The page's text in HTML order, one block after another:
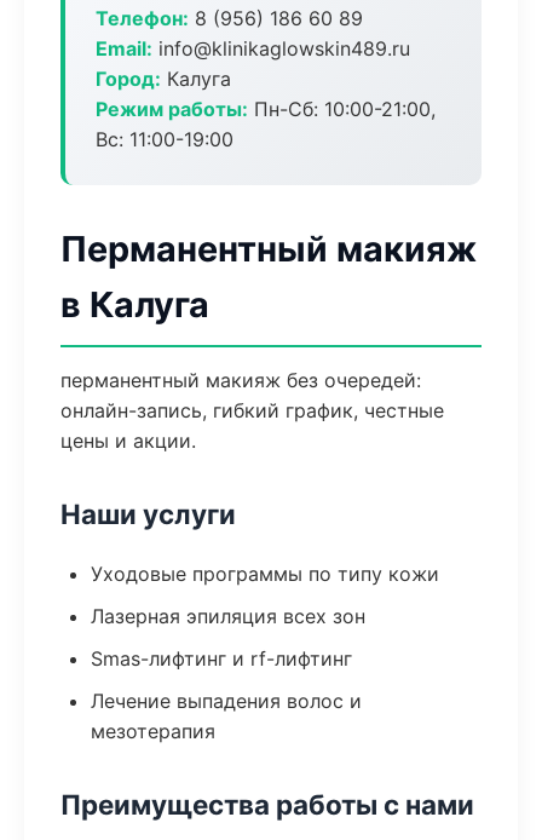
Телефон: 8 (956) 186 60 89
Email: info@klinikaglowskin489.ru
Город: Калуга
Режим работы: Пн-Сб: 10:00-21:00,
Вс: 11:00-19:00
Перманентный макияж
в Калуга
перманентный макияж без очередей:
онлайн-запись, гибкий график, честные
цены и акции.
Наши услуги
Уходовые программы по типу кожи
Лазерная эпиляция всех зон
Smas-лифтинг и rf-лифтинг
Лечение выпадения волос и
мезотерапия
Преимущества работы с нами